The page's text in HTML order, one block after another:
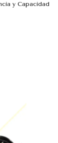
y Capacidad